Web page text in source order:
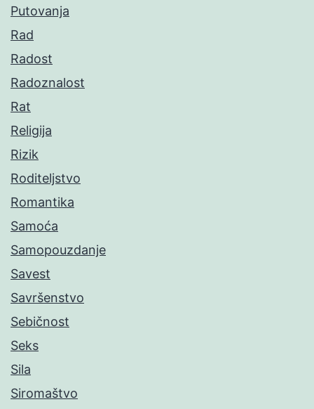
Putovanja
Rad
Radost
Radoznalost
Rat
Religija
Rizik
Roditeljstvo
Romantika
Samoća
Samopouzdanje
Savest
Savršenstvo
Sebičnost
Seks
Sila
Siromaštvo